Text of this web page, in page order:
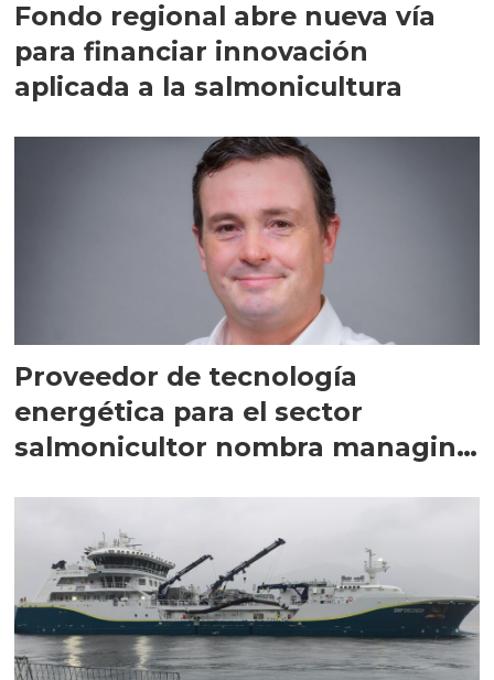
Fondo regional abre nueva vía
para financiar innovación
aplicada a la salmonicultura
Proveedor de tecnología
energética para el sector
salmonicultor nombra managing